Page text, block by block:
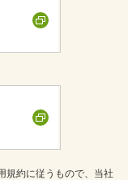
規約に従うもので、当社